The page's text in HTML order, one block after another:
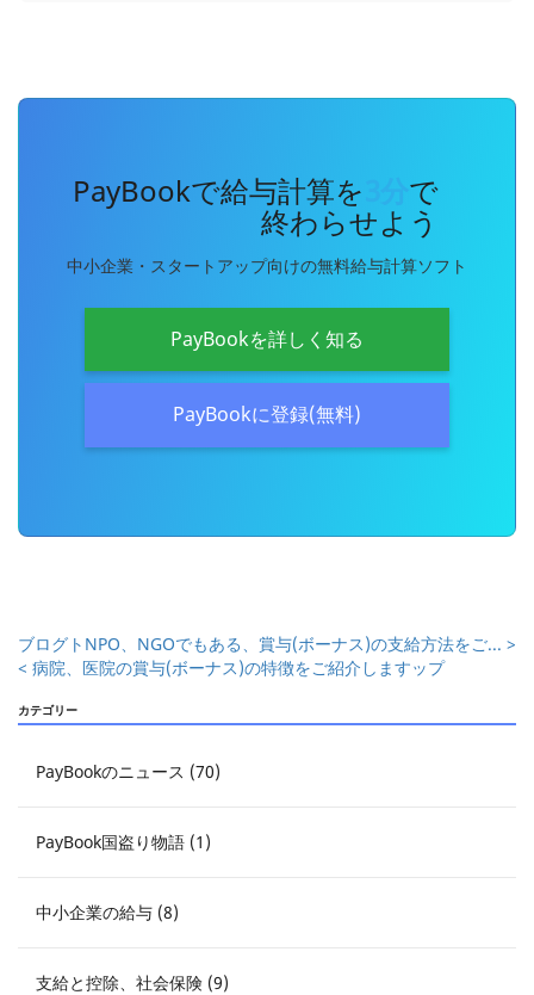
PayBookで給与計算を で
終わらせよう
中小企業・スタートアップ向けの無料給与計算ソフト
PayBookを詳しく知る
PayBookに登録(無料)
NPO、NGOでもある、賞与(ボーナス)の支給方法をご... >
ブログト
ップ
< 病院、医院の賞与(ボーナス)の特徴をご紹介します
カテゴリー
PayBookのニュース (70)
PayBook国盗り物語 (1)
中小企業の給与 (8)
支給と控除、社会保険 (9)